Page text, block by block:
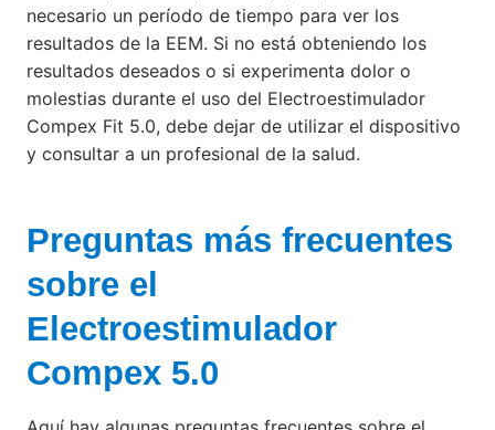
necesario un período de tiempo para ver los
resultados de la EEM. Si no está obteniendo los
resultados deseados o si experimenta dolor o
molestias durante el uso del Electroestimulador
Compex Fit 5.0, debe dejar de utilizar el dispositivo
y consultar a un profesional de la salud.
Preguntas más frecuentes
sobre el
Electroestimulador
Compex 5.0